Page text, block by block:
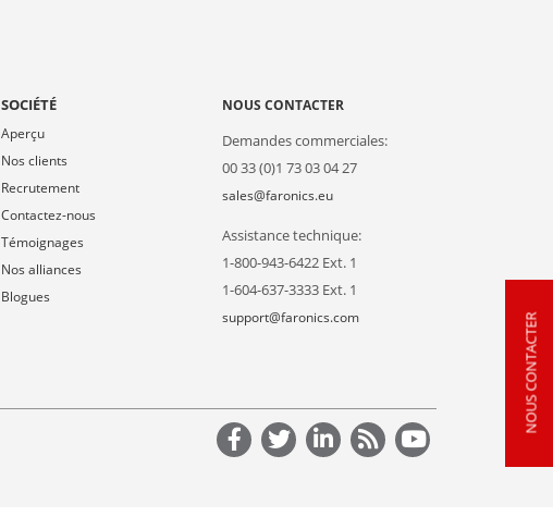
SOCIÉTÉ
Aperçu
Nos clients
Recrutement
Contactez-nous
Témoignages
Nos alliances
Blogues
NOUS CONTACTER
Demandes commerciales:
00 33 (0)1 73 03 04 27
sales@faronics.eu
Assistance technique:
1-800-943-6422 Ext. 1
1-604-637-3333 Ext. 1
support@faronics.com NOUS CONTACTER